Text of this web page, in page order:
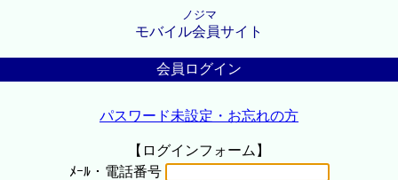
ノジマ
モバイル会員サイト
会員ログイン
パスワード未設定・お忘れの方
【ログインフォーム】
ﾒｰﾙ・電話番号